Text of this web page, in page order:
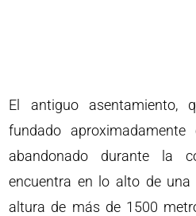
El antiguo asentamiento,
fundado
abandonado durante la
encuentra en lo alto de
altura de más de 1500